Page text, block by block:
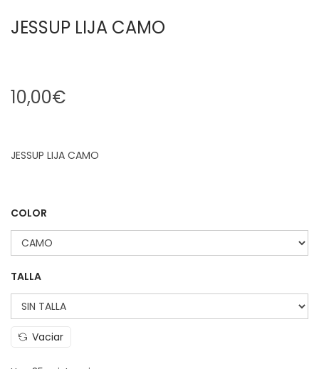
JESSUP LIJA CAMO
10,00€
JESSUP LIJA CAMO
COLOR
TALLA
Vaciar